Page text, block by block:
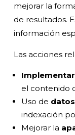
mejorar la
de resultados.
información
Las acciones
el contenido
Uso de
indexación
Mejorar la